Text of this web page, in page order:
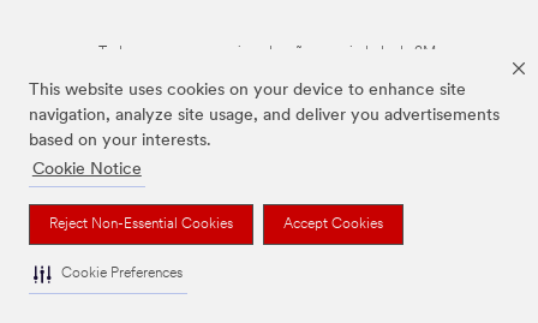
This website uses cookies on your device to enhance site
navigation, analyze site usage, and deliver you advertisements
based on your interests.
Cookie Notice
Reject Non-Essential Cookies Accept Cookies
Cookie Preferences
Todas as marcas mencionadas são propriedade da 3M.